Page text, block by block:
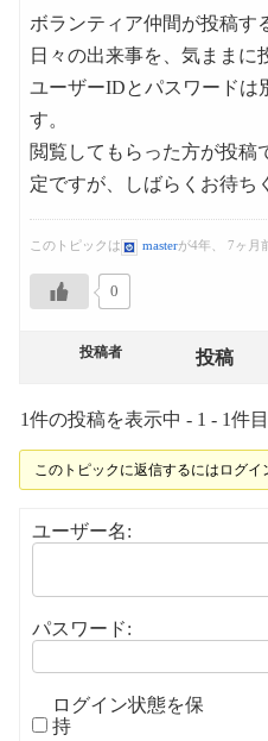
ボランティア仲間が投稿す
日々の出来事を、気ままに
ユーザーIDとパスワードは
す。
閲覧してもらった方が投稿
定ですが、しばらくお待ち
このトピックは masterが4年、 7ヶ月
0
投稿者 投稿
1件の投稿を表示中 - 1 - 1件
このトピックに返信するにはログイ
ユーザー名:
パスワード:
ログイン状態を保
持